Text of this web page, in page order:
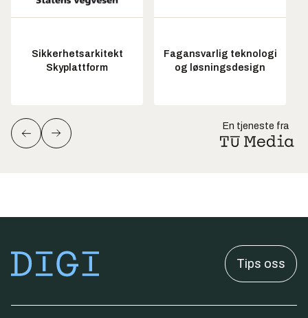
Sikkerhetsarkitekt
Skyplattform
Fagansvarlig teknologi
og løsningsdesign
En tjeneste fra
Tips oss